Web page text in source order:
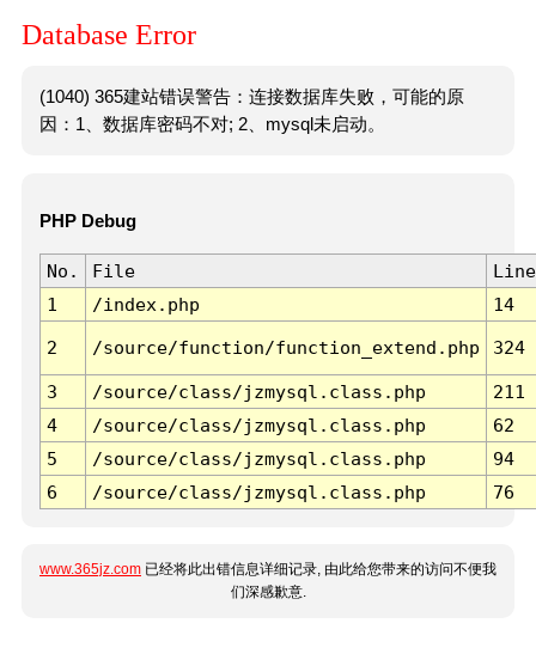
Database Error
(1040) 365建站错误警告：连接数据库失败，可能的原
因：1、数据库密码不对; 2、mysql未启动。
PHP Debug
No. File
Line
1
/index.php 14
2 /source/function/function_extend.php 324
3 /source/class/jzmysql.class.php
211
4
/source/class/jzmysql.class.php
62
5
/source/class/jzmysql.class.php
94
6
/source/class/jzmysql.class.php 76
www.365jz.com 已经将此出错信息详细记录, 由此给您带来的访问不便我
们深感歉意.